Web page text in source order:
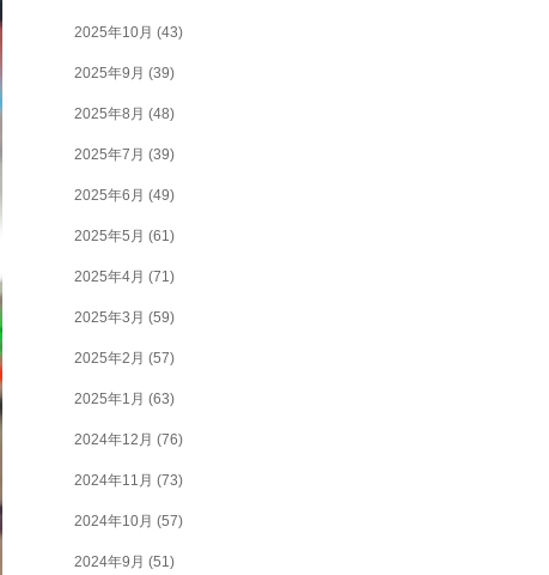
2025年10月 (43)
2025年9月 (39)
2025年8月 (48)
2025年7月 (39)
2025年6月 (49)
2025年5月 (61)
2025年4月 (71)
2025年3月 (59)
2025年2月 (57)
2025年1月 (63)
2024年12月 (76)
2024年11月 (73)
2024年10月 (57)
2024年9月 (51)